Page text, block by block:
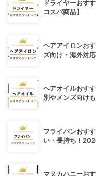
ドライヤーおす
コスパ商品】
ヘアアイロンお
ズ向け・海外対
ヘアオイルおす
別やメンズ向けも
フライパンおす
い・長持ち！
マヌカハニーお